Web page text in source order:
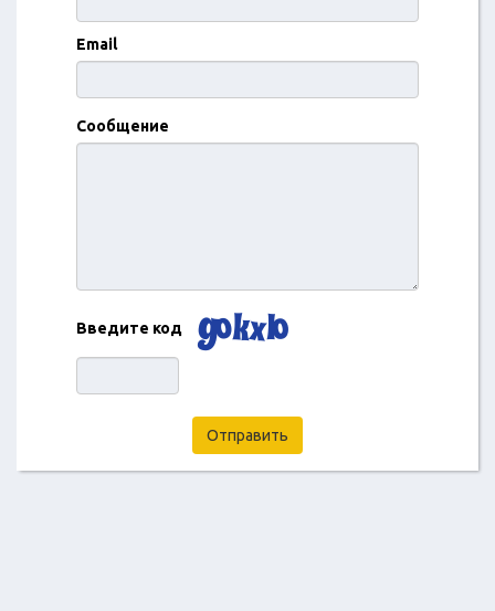
Email
Сообщение
Введите код
Отправить